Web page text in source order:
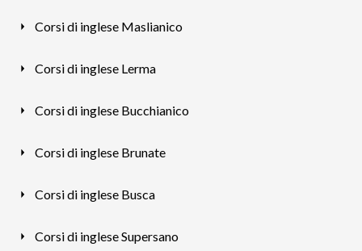
Corsi di inglese Maslianico
Corsi di inglese Lerma
Corsi di inglese Bucchianico
Corsi di inglese Brunate
Corsi di inglese Busca
Corsi di inglese Supersano